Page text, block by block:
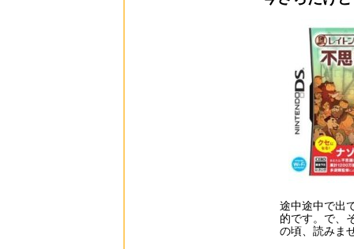
途中途中で出
的です。で、
の頃、読みま